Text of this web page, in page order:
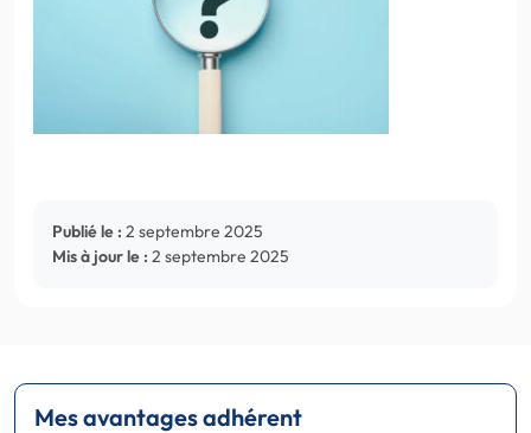
Publié le : 2 septembre 2025
Mis à jour le : 2 septembre 2025
Mes avantages adhérent